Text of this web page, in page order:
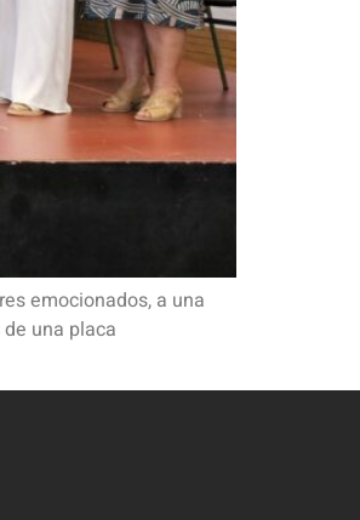
emocionados, a una
una placa